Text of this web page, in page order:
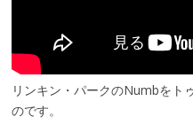
リンキン・パークのNumbをト
のです。